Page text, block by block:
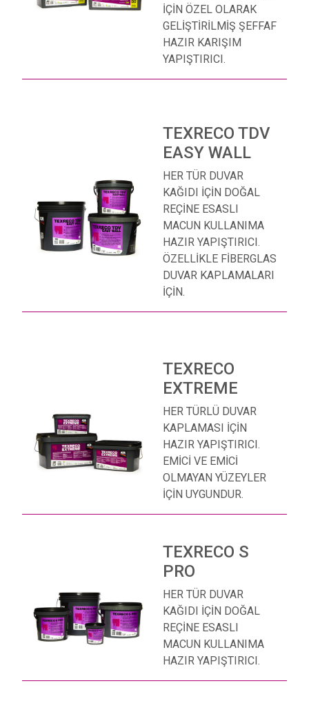
İÇİN ÖZEL OLARAK
GELİŞTİRİLMİŞ ŞEFFAF
HAZIR KARIŞIM
YAPIŞTIRICI.
TEXRECO TDV
EASY WALL
HER TÜR DUVAR
KAĞIDI İÇİN DOĞAL
REÇİNE ESASLI
MACUN KULLANIMA
HAZIR YAPIŞTIRICI.
ÖZELLİKLE FİBERGLAS
DUVAR KAPLAMALARI
İÇİN.
TEXRECO
EXTREME
HER TÜRLÜ DUVAR
KAPLAMASI İÇİN
HAZIR YAPIŞTIRICI.
EMİCİ VE EMİCİ
OLMAYAN YÜZEYLER
İÇİN UYGUNDUR.
TEXRECO S
PRO
HER TÜR DUVAR
KAĞIDI İÇİN DOĞAL
REÇİNE ESASLI
MACUN KULLANIMA
HAZIR YAPIŞTIRICI.